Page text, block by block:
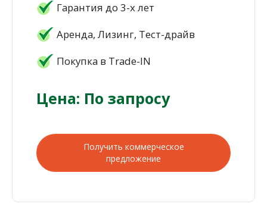
Гарантия до 3-х лет
Аренда, Лизинг, Тест-драйв
Покупка в Trade-IN
Цена: По запросу
Получить коммерческое
предложение